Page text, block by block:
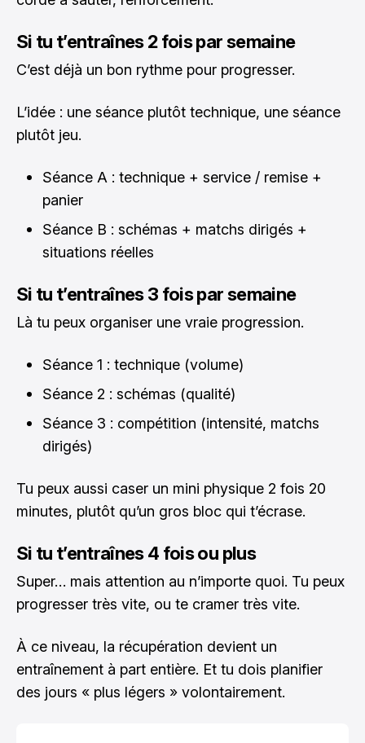
Si tu t’entraînes 2 fois par semaine
C’est déjà un bon rythme pour progresser.
L’idée : une séance plutôt technique, une séance
plutôt jeu.
Séance A : technique + service / remise +
panier
Séance B : schémas + matchs dirigés +
situations réelles
Si tu t’entraînes 3 fois par semaine
Là tu peux organiser une vraie progression.
Séance 1 : technique (volume)
Séance 2 : schémas (qualité)
Séance 3 : compétition (intensité, matchs
dirigés)
Tu peux aussi caser un mini physique 2 fois 20
minutes, plutôt qu’un gros bloc qui t’écrase.
Si tu t’entraînes 4 fois ou plus
Super… mais attention au n’importe quoi. Tu peux
progresser très vite, ou te cramer très vite.
À ce niveau, la récupération devient un
entraînement à part entière. Et tu dois planifier
des jours « plus légers » volontairement.